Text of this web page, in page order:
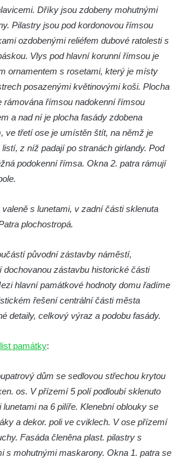
tkalcovna a barevna u
v lázních Kyselka
v lázních Kyselka
dvůr) v lázních
v lázních Kyselka
Kyselka
lázních Kyselka
v Ústí nad Labem
v Ústí nad Labem
muzea v Ústí nad
Obecná a měšťanská škola)
Tadeáše Haenkeho
Chřibské
Chřibské
Dříky jsou zdobeny mohutnými
Pilastry jsou pod kordonovou římsou
ozdobenými reliéfem dubové ratolesti s
Vlys pod hlavní korunní římsou je
ornamentem s rosetami, který je místy
posazenými květinovými koši. Plocha
rámována římsou nadokenní římsou
a nad ní je plocha fasády zdobena
ve třetí ose je umístěn štít, na němž je
z níž padají po stranách girlandy. Pod
podokenní římsa. Okna 2. patra rámují
s lunetami, v zadní části sklenuta
plochostropá.
původní zástavby náměstí,
zástavbu historické části
hlavní památkové hodnoty domu řadíme
řešení centrální části města
detaily, celkový výraz a podobu fasády.
památky:
dům se sedlovou střechou krytou
os. V přízemí 5 polí podloubí sklenuto
na 6 pilíře. Klenební oblouky se
a dekor. poli ve cviklech. V ose přízemí
Fasáda členěna plast. pilastry s
s mohutnými maskarony. Okna 1. patra se